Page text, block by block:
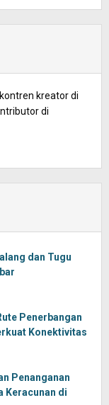
kreator di
di
dan Tugu
Penerbangan
Konektivitas
Penanganan
Keracunan di